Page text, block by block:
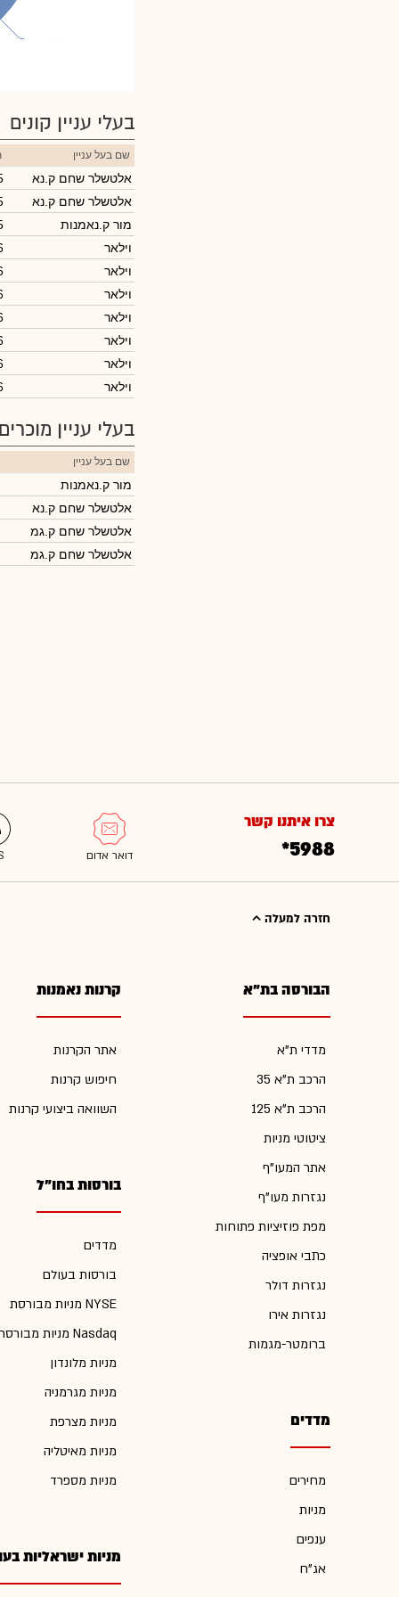
בעלי עניין קונים
שם בעל עניין
אלטשלר שחם ק.נא
אלטשלר שחם ק.נא
מור ק.נאמנות
וילאר
וילאר
וילאר
וילאר
וילאר
וילאר
וילאר
בעלי עניין מוכרים
שם בעל עניין
מור ק.נאמנות
אלטשלר שחם ק.נא
אלטשלר שחם ק.גמ
אלטשלר שחם ק.גמ
צרו איתנו קשר
*5988
חזרה למעלה
הבורסה בת"א
מדדי ת"א
הרכב ת"א 35
הרכב ת"א 125
ציטוטי מניות
אתר המעו"ף
נגזרות מעו"ף
מפת פוזיציות פתוחות
כתבי אופציה
נגזרות דולר
נגזרות אירו
ברומטר-מגמות
מדדים
מחירים
מניות
ענפים
אג"ח
קרנות נאמנות
אתר הקרנות
חיפוש קרנות
השוואה ביצועי קרנות
בורסות בחו"ל
מדדים
בורסות בעולם
מניות מבורסת NYSE
מניות מבורסת Nasdaq
מניות מלונדון
מניות מגרמניה
מניות מצרפת
מניות מאיטליה
מניות מספרד
מניות ישראליות